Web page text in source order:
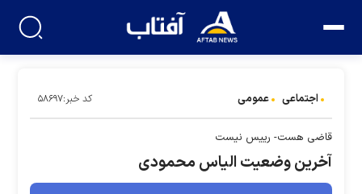
اجتماعی عمومی کد خبر:۵۸۶۹۷
قاضی هست- رییس نیست
آخرین وضعیت الیاس محمودی